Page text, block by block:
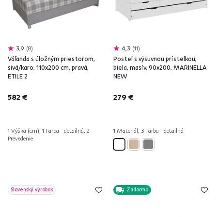
3,9 8
Váľanda s úložným priestorom,
sivá/karo, 110x200 cm, pravá,
ETILE 2
582 €
1 Výška (cm), 1 Farba - detailná, 2
Prevedenie
4,3 11
Posteľ s výsuvnou prístelkou,
biela, masív, 90x200, MARINELLA
NEW
279 €
1 Materiál, 3 Farba - detailná
Slovenský výrobok Zadarmo